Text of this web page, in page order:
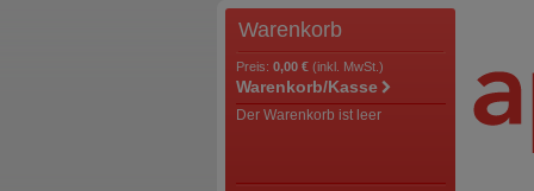
Warenkorb
Preis: 0,00 € (inkl. MwSt.)
Warenkorb/Kasse
Der Warenkorb ist leer